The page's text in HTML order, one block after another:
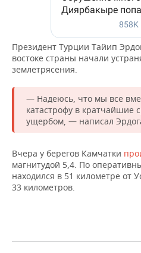
ВОДНЫЕ ВИДЫ СПОРТА
ХОККЕЙ С МЯЧОМ
ОБРАЗОВАНИЕ
ПРОИСШЕСТВИЯ
Президент Турции Тайип
востоке страны начали
землетрясения.
— Надеюсь, что мы все
катастрофу в кратчайшие
ущербом, — написал
Вчера у берегов Камчатки
магнитудой 5,4. По
находился в 51 километре от
33 километров.